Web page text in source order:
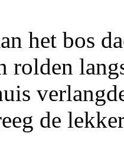
het bos
rolden
de